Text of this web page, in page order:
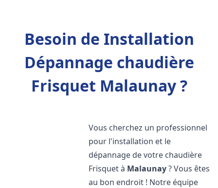
Besoin de Installation
Dépannage chaudière
Frisquet Malaunay ?
Vous cherchez un professionnel
pour l'installation et le
dépannage de votre chaudière
Frisquet à Malaunay? Vous êtes
au bon endroit ! Notre équipe